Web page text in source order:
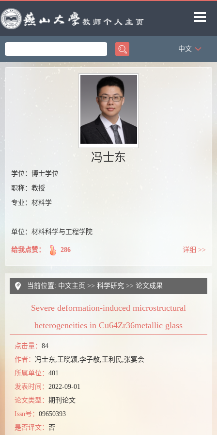
首页
科学研究
中文
冯士东
学位：博士学位
职称：教授
专业：材料学
单位：材料科学与工程学院
给我点赞： 286 详细 >>
当前位置: 中文主页 >> 科学研究 >> 论文成果
Severe deformation-induced microstructural
heterogeneities in Cu64Zr36metallic glass
点击量： 84
作者： 冯士东,王晓颖,李子敬,王利民,张宴会
所属单位： 401
发表时间： 2022-09-01
论文类型： 期刊论文
Issn号： 09650393
是否译文： 否